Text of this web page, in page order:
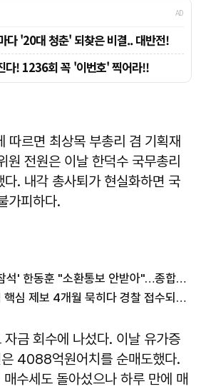
따르면 최상목 부총리 겸 기획재
원 전원은 이날 한덕수 국무총리
다. 내각 총사퇴가 현실화하면 국
가피하다.
'계엄 당정대 회의 참석' 한동훈 "소환통보 안받아"…종합특검 "의원실 수령했다"
종합특검, 비상계엄 핵심 제보 4개월 묵히다 경찰 접수되자 수사 착수
금 회수에 나섰다. 이날 유가증
4088억원어치를 순매도했다.
수세도 돌아섰으나 하루 만에 매